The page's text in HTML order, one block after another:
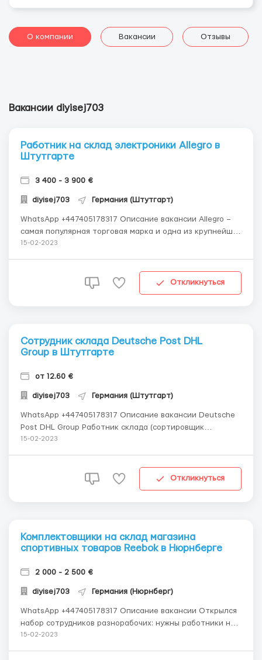
О компании Вакансии Отзывы
Вакансии diyisej703
Работник на склад электроники Allegro в
Штутгарте
3 400 - 3 900 €
diyisej703 Германия (Штутгарт)
WhatsApp +447405178317 Описание вакансии Allegro –
самая популярная торговая марка и одна из крупнейших
компаний электронной коммерции в Европе. Основная
15-02-2023
Откликнуться
Сотрудник склада Deutsche Post DHL
Group в Штутгарте
от 12.60 €
diyisej703 Германия (Штутгарт)
WhatsApp +447405178317 Описание вакансии Deutsche
Post DHL Group Работник склада (сортировщик
посылок). Место работы: Германия (Köngen, 30 км от
12,60 евро; ночное изменение: + 25%;...
15-02-2023
Откликнуться
Комплектовщики на склад магазина
спортивных товаров Reebok в Нюрнберге
2 000 - 2 500 €
diyisej703 Германия (Нюрнберг)
WhatsApp +447405178317 Описание вакансии Открылся
набор сотрудников разнорабочих: нужны работники на
склад магазина спортивных товаров известных
15-02-2023